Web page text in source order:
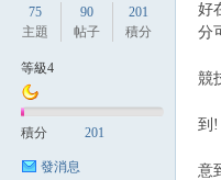
75
主題
90
帖子
201
積分
等級4
積分 201
發消息
好
分
競
到!
意